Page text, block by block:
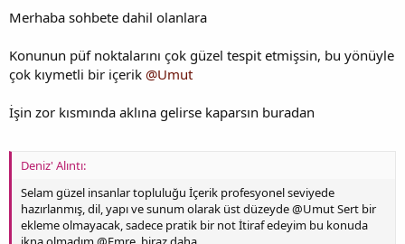
Merhaba sohbete dahil olanlara
Konunun püf noktalarını çok güzel tespit etmişsin, bu yönüyle
çok kıymetli bir içerik @Umut
İşin zor kısmında aklına gelirse kaparsın buradan
Deniz' Alıntı:
Selam güzel insanlar topluluğu İçerik profesyonel seviyede
hazırlanmış, dil, yapı ve sunum olarak üst düzeyde @Umut Sert bir
ekleme olmayacak, sadece pratik bir not İtiraf edeyim bu konuda